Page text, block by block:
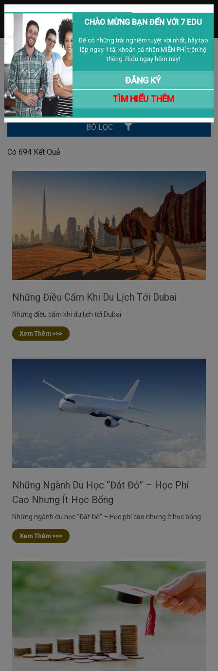
MENU
VIỆT NAM
Đăng nhập Đăng ký
BÀI VIẾT
Tìm Kiếm
BỘ LỌC
Có 694 Kết Quả
Những Điều Cấm Khi Du Lịch Tới Dubai
Những điều cấm khi du lịch tới Dubai
Xem Thêm >>>
Những Ngành Du Học “Đắt Đỏ” – Học Phí
Cao Nhưng Ít Học Bổng
Những ngành du học “Đắt Đỏ” – Học phí cao nhưng ít học bổng
Xem Thêm >>>
CHÀO MỪNG BẠN ĐẾN VỚI 7 EDU
Để có những trải nghiệm tuyệt vời nhất, hãy tạo
lập ngay 1 tài khoản cá nhân MIỄN PHÍ trên hệ
thống 7Edu ngay hôm nay!
ĐĂNG KÝ
TÌM HIỂU THÊM